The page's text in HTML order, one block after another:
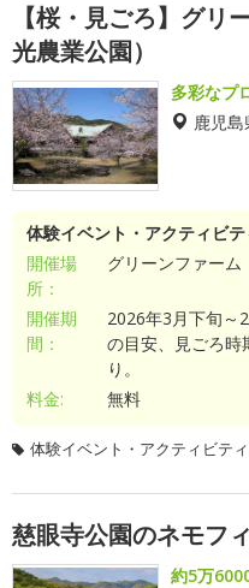
【桜・見ごろ】グリ
光農業公園）
多彩なプ
鹿児
体験イベント・アクティビ
開催場
所：
グリーンファーム
開催期
間：
2026年3月下旬～
の目安、見ごろ時
り。
料金:
無料
体験イベント・アクティビティ
慈眼寺公園のネモフ
約5万